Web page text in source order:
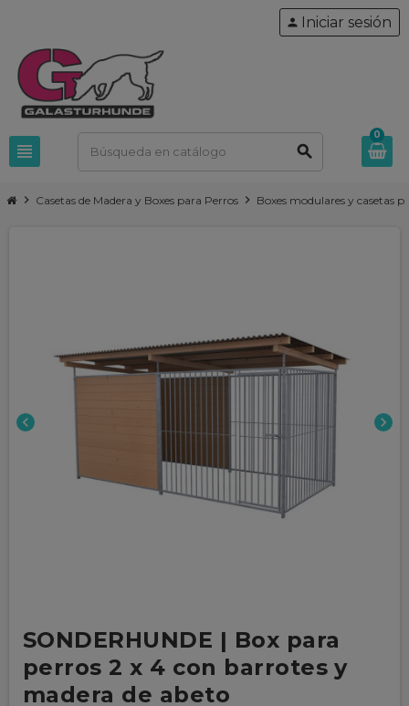
view_headline search
person Iniciar sesión
0
chevron_right Casetas de Madera y Boxes para Perros chevron_right Boxes modulares y casetas
chevron_left chevron_right
SONDERHUNDE | Box para
perros 2 x 4 con barrotes y
madera de abeto